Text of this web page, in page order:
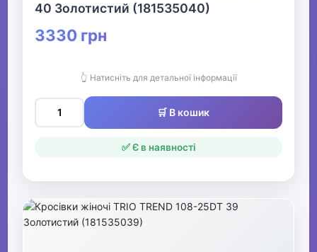
40 Золотистий (181535040)
3330 грн
👆 Натисніть для детальної інформації
🛒 В кошик
✅ Є в наявності